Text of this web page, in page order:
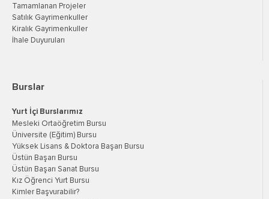
Tamamlanan Projeler
Satılık Gayrimenkuller
Kiralık Gayrimenkuller
İhale Duyuruları
Burslar
Yurt İçi Burslarımız
Mesleki Ortaöğretim Bursu
Üniversite (Eğitim) Bursu
Yüksek Lisans & Doktora Başarı Bursu
Üstün Başarı Bursu
Üstün Başarı Sanat Bursu
Kız Öğrenci Yurt Bursu
Kimler Başvurabilir?